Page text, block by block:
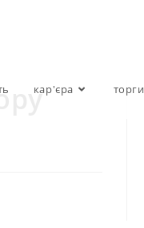
кар'єра торги